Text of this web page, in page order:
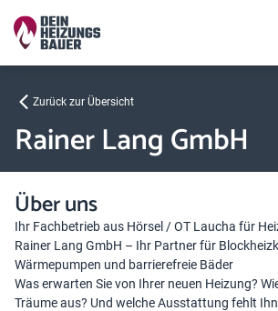
Zurück zur Übersicht
Rainer Lang GmbH
Über uns
Ihr Fachbetrieb aus Hörsel / OT Laucha für
Rainer Lang GmbH – Ihr Partner für
Wärmepumpen und barrierefreie Bäder
Was erwarten Sie von Ihrer neuen Heizung?
Träume aus? Und welche Ausstattung fehlt